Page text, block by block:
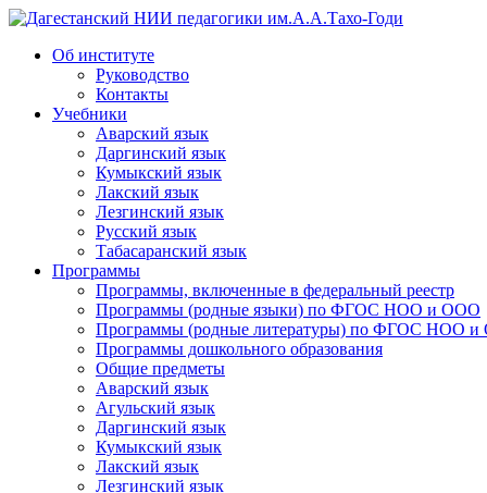
Дагестанский НИИ педагогики им.А.А.Тахо-Годи
Об институте
Руководство
Контакты
Учебники
Аварский язык
Даргинский язык
Кумыкский язык
Лакский язык
Лезгинский язык
Русский язык
Табасаранский язык
Программы
Программы, включенные в федеральный реестр
Программы (родные языки) по ФГОС НОО и ООО
Программы (родные литературы) по ФГОС НОО
Программы дошкольного образования
Общие предметы
Аварский язык
Агульский язык
Даргинский язык
Кумыкский язык
Лакский язык
Лезгинский язык